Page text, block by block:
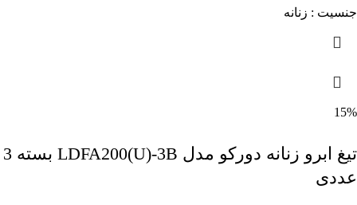
جنسیت : زنانه
15%
تیغ ابرو زنانه دورکو مدل LDFA200(U)-3B بسته 3
عددی